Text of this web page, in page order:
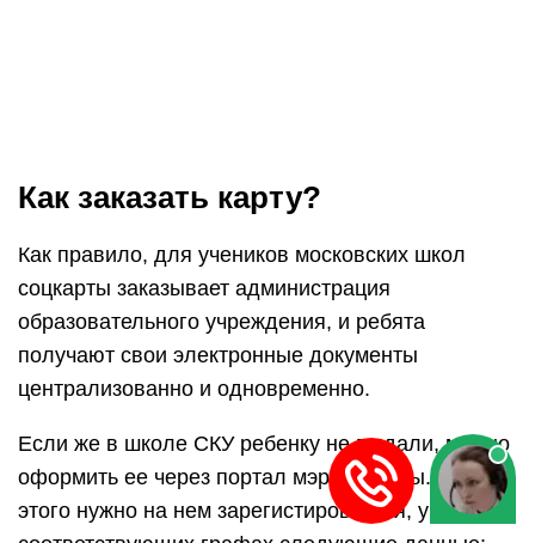
Как заказать карту?
Как правило, для учеников московских школ
соцкарты заказывает администрация
образовательного учреждения, и ребята
получают свои электронные документы
централизованно и одновременно.
Если же в школе СКУ ребенку не выдали, можно
оформить ее через портал мэра Москвы. Для
этого нужно на нем зарегистироваться, указав в